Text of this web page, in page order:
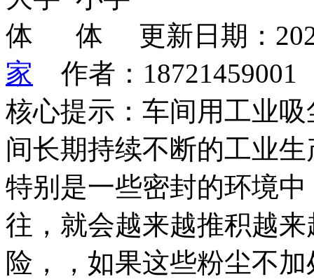
更新日期：
家 作者：
核心提示：车间用工业
间长期持续不断的工业
特别是一些密封的环境
往，就会越来越推积越
险，，如果这些粉尘不